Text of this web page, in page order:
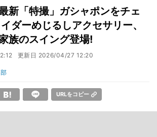
新「特撮」ガシャポンをチェ
ダーめじるしアクセサリー、
族のスイング登場!
更新日 2026/04/27 12:20
URLをコピー